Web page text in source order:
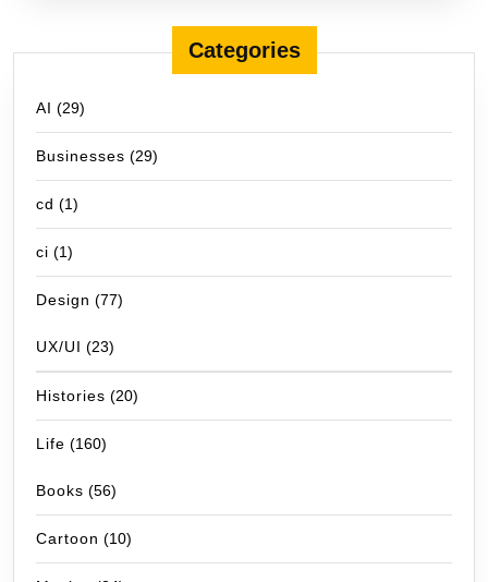
Categories
AI (29)
Businesses (29)
cd (1)
ci (1)
Design (77)
UX/UI (23)
Histories (20)
Life (160)
Books (56)
Cartoon (10)